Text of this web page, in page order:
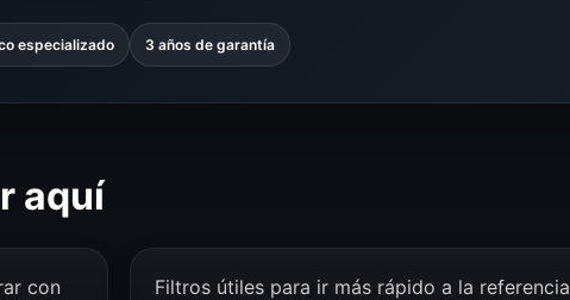
especializado 3 años de garantía
aquí
con
Filtros útiles para ir más rápido a la referencia